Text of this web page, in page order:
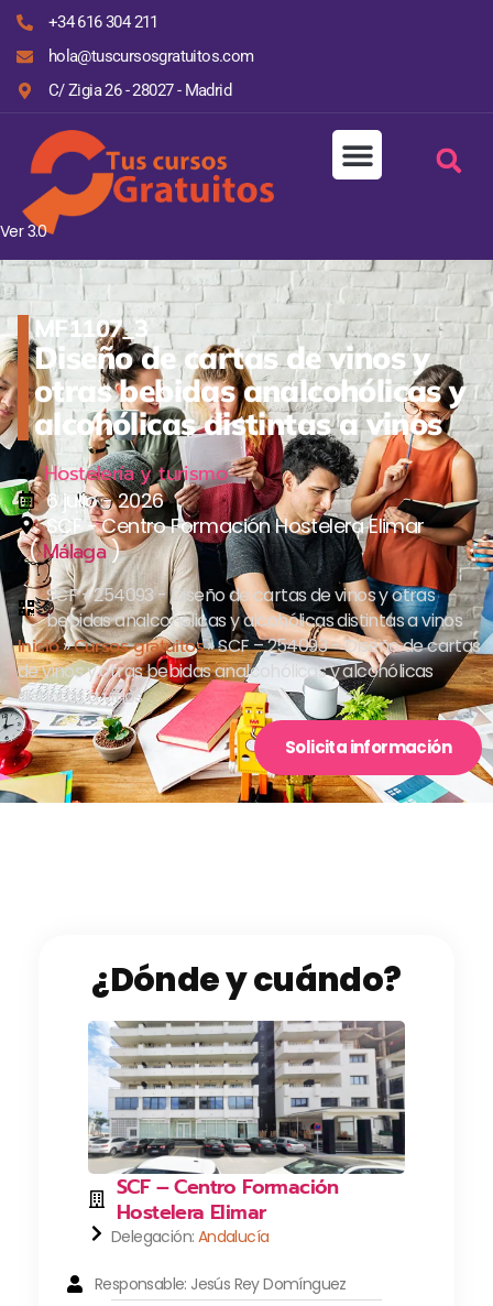
+34 616 304 211
hola@tuscursosgratuitos.com
C/ Zigia 26 - 28027 - Madrid
Ver 3.0
MF1107_3
Diseño de cartas de vinos y
otras bebidas analcohólicas y
alcohólicas distintas a vinos
Hostelería y turismo
6 julio - 2026
SCF - Centro Formación Hostelera Elimar
(Málaga)
SCF - 254093 - Diseño de cartas de vinos y otras
bebidas analcohólicas y alcohólicas distintas a vinos
Inicio»Cursos gratuitos»SCF – 254093 – Diseño de cartas
de vinos y otras bebidas analcohólicas y alcohólicas
distintas a vinos
Solicita información
¿Dónde y cuándo?
SCF – Centro Formación
Hostelera Elimar
Delegación: Andalucía
Responsable: Jesús Rey Domínguez